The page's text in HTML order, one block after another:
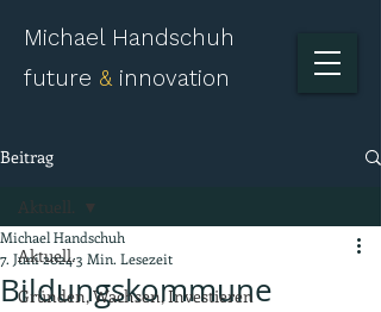
Michael Handschuh
future & innovation
Beitrag
Aktuell.
Gründen, Wachsen, Investieren
Aktuell.
Bildungskommune
Michael Handschuh
7. Juni 20243 Min. Lesezeit